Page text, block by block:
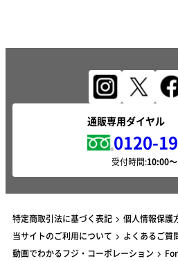
通販専用ダイヤル
0120-
受付時間:
特定商取引法に基づく表記
個人情報保護
当サイトのご利用について
よくあるご質
動画でわかるフジ・コーポレーション